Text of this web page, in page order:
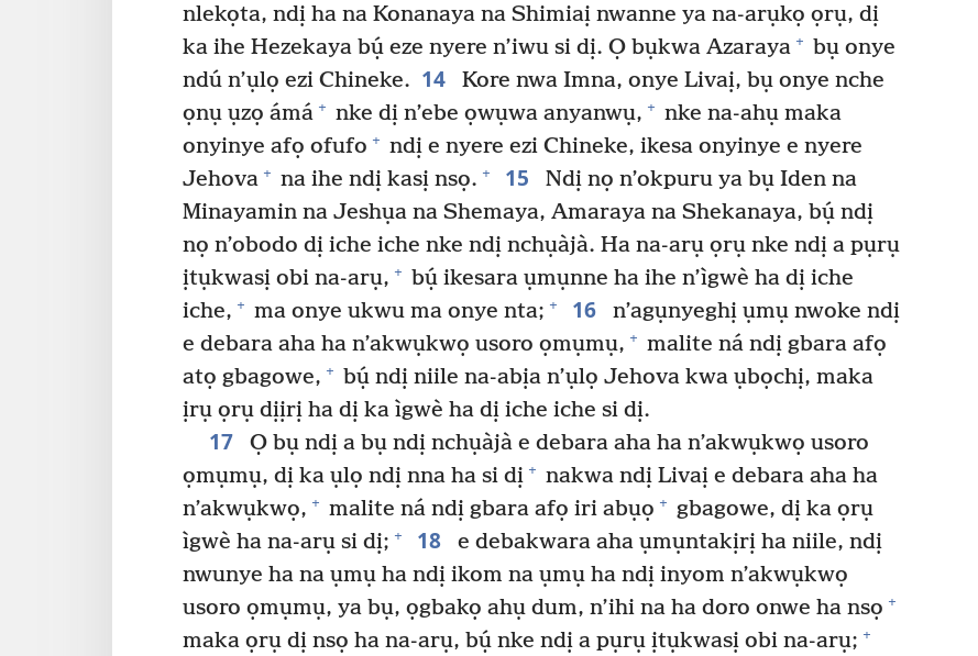
nlekọta, ndị ha na Konanaya na Shimiaị nwanne ya na-arụkọ ọrụ, dị
ka ihe Hezekaya bụ́ eze nyere n’iwu si dị. Ọ bụkwa Azaraya + bụ onye
ndú n’ụlọ ezi Chineke. 14
Kore nwa Imna, onye Livaị, bụ onye nche
ọnụ ụzọ ámá + nke dị n’ebe ọwụwa anyanwụ, + nke na-ahụ maka
onyinye afọ ofufo + ndị e nyere ezi Chineke, ikesa onyinye e nyere
Jehova + na ihe ndị kasị nsọ. + 15
Ndị nọ n’okpuru ya bụ Iden na
Minayamin na Jeshụa na Shemaya, Amaraya na Shekanaya, bụ́ ndị
nọ n’obodo dị iche iche nke ndị nchụàjà. Ha na-arụ ọrụ nke ndị a pụrụ
ịtụkwasị obi na-arụ, + bụ́ ikesara ụmụnne ha ihe n’ìgwè ha dị iche
iche, + ma onye ukwu ma onye nta; + 16
n’agụnyeghị ụmụ nwoke ndị
e debara aha ha n’akwụkwọ usoro ọmụmụ, + malite ná ndị gbara afọ
atọ gbagowe, + bụ́ ndị niile na-abịa n’ụlọ Jehova kwa ụbọchị, maka
ịrụ ọrụ dịịrị ha dị ka ìgwè ha dị iche iche si dị.
17
Ọ bụ ndị a bụ ndị nchụàjà e debara aha ha n’akwụkwọ usoro
ọmụmụ, dị ka ụlọ ndị nna ha si dị + nakwa ndị Livaị e debara aha ha
n’akwụkwọ, + malite ná ndị gbara afọ iri abụọ + gbagowe, dị ka ọrụ
ìgwè ha na-arụ si dị; + 18
e debakwara aha ụmụntakịrị ha niile, ndị
nwunye ha na ụmụ ha ndị ikom na ụmụ ha ndị inyom n’akwụkwọ
usoro ọmụmụ, ya bụ, ọgbakọ ahụ dum, n’ihi na ha doro onwe ha nsọ +
maka ọrụ dị nsọ ha na-arụ, bụ́ nke ndị a pụrụ ịtụkwasị obi na-arụ; +